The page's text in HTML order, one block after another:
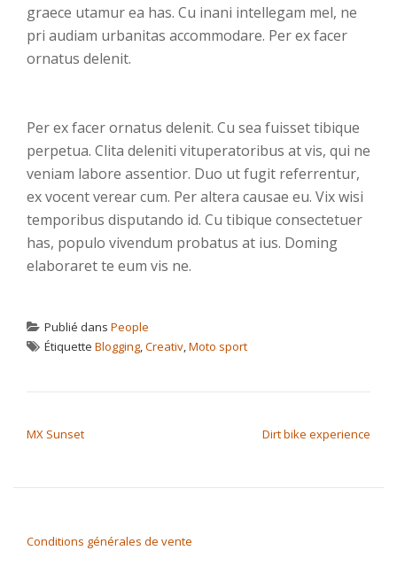
graece utamur ea has. Cu inani intellegam mel, ne
pri audiam urbanitas accommodare. Per ex facer
ornatus delenit.
Per ex facer ornatus delenit. Cu sea fuisset tibique
perpetua. Clita deleniti vituperatoribus at vis, qui ne
veniam labore assentior. Duo ut fugit referrentur,
ex vocent verear cum. Per altera causae eu. Vix wisi
temporibus disputando id. Cu tibique consectetuer
has, populo vivendum probatus at ius. Doming
elaboraret te eum vis ne.
Publié dans People
Étiquette Blogging,Creativ,Moto sport
MX Sunset Dirt bike experience
Conditions générales de vente